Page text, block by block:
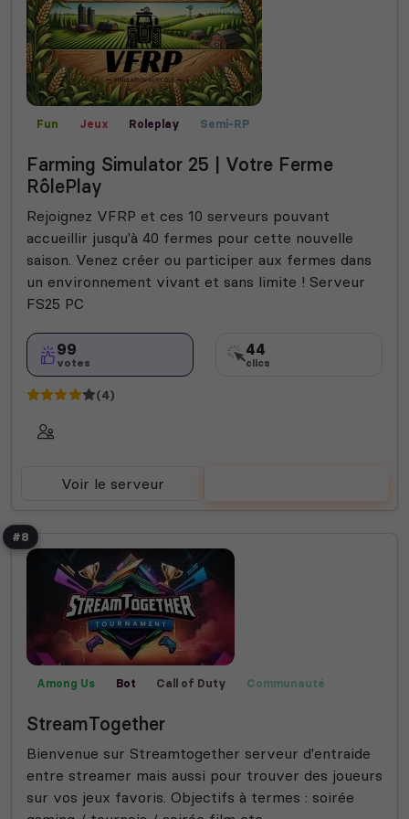
Fun Jeux Roleplay
Semi-RP
Farming Simulator 25 | Votre Ferme
RôlePlay
Rejoignez VFRP et ces 10 serveurs pouvant
accueillir jusqu'à 40 fermes pour cette nouvelle
saison. Venez créer ou participer aux fermes dans
un environnement vivant et sans limite ! Serveur
FS25 PC
99
votes
44
clics
(4)
Voir le serveur
#8
Among Us Bot Call of Duty
Communauté
Publicité
Rencontre
Helldivers 2
Animal crossing
Roleplay
Semi-RP
Farming Simulator
Technologie
StreamTogether
Bienvenue sur Streamtogether serveur d'entraide
entre streamer mais aussi pour trouver des joueurs
sur vos jeux favoris. Objectifs à termes : soirée